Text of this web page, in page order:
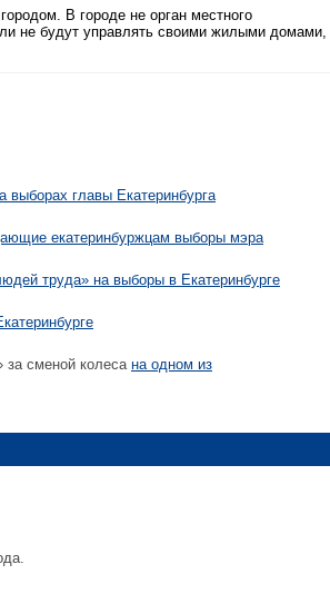
В городе не орган местного
будут управлять своими жилыми домами,
выборах главы Екатеринбурга
екатеринбуржцам выборы мэра
труда» на выборы в Екатеринбурге
за сменой колеса на одном из